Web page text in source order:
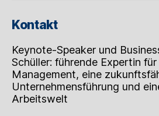
Kontakt
Keynote-Speaker und
Schüller: führende Expertin
Management, eine
Unternehmensführung und
Arbeitswelt